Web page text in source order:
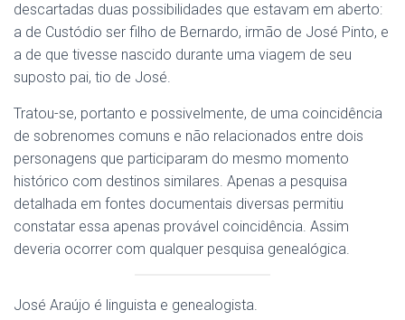
descartadas duas possibilidades que estavam em aberto:
a de Custódio ser filho de Bernardo, irmão de José Pinto, e
a de que tivesse nascido durante uma viagem de seu
suposto pai, tio de José.
Tratou-se, portanto e possivelmente, de uma coincidência
de sobrenomes comuns e não relacionados entre dois
personagens que participaram do mesmo momento
histórico com destinos similares. Apenas a pesquisa
detalhada em fontes documentais diversas permitiu
constatar essa apenas provável coincidência. Assim
deveria ocorrer com qualquer pesquisa genealógica.
José Araújo é linguista e genealogista.